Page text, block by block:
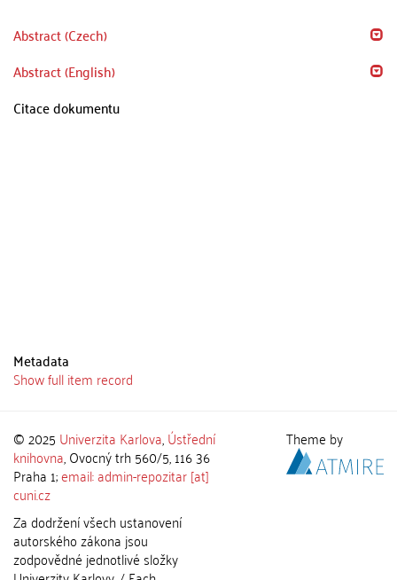
Abstract (Czech)
Abstract (English)
Citace dokumentu
Metadata
Show full item record
© 2025 Univerzita Karlova,Ústřední
knihovna, Ovocný trh 560/5, 116 36
Praha 1;email: admin-repozitar [at]
cuni.cz
Za dodržení všech ustanovení
autorského zákona jsou
zodpovědné jednotlivé složky
Theme by